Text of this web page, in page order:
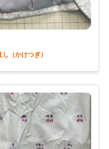
（かけつぎ）